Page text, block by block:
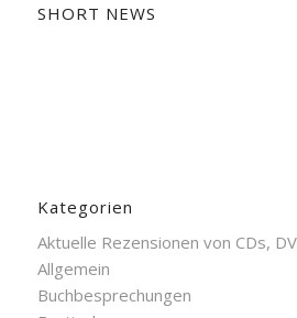
SHORT NEWS
Kategorien
Aktuelle Rezensionen von CDs,
Allgemein
Buchbesprechungen